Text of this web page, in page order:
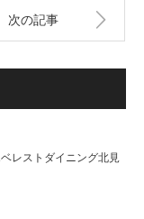
次の記事
レストダイニング北見